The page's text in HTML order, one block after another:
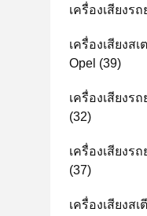
เครื่องเสียงร
เครื่องเสียงส
Opel (39)
เครื่องเสียงร
(32)
เครื่องเสียงร
(37)
เครื่องเสียงส